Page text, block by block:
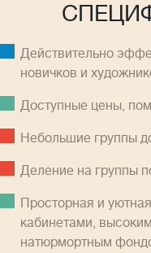
Действительно
новичков и
Доступные цены,
Небольшие группы
Деление на группы
Просторная и
кабинетами,
натюрмортным